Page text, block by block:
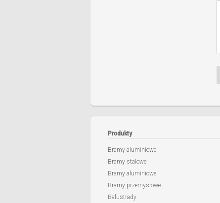
Produkty
Bramy aluminiowe
Bramy stalowe
Bramy aluminiowe
Bramy przemysłowe
Balustrady